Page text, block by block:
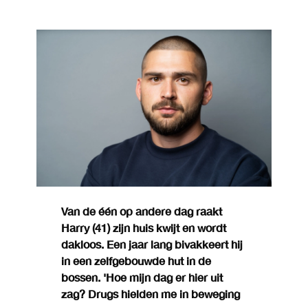
Van de één op andere dag raakt
Harry (41) zijn huis kwijt en wordt
dakloos. Een jaar lang bivakkeert hij
in een zelfgebouwde hut in de
bossen. 'Hoe mijn dag er hier uit
zag? Drugs hielden me in beweging